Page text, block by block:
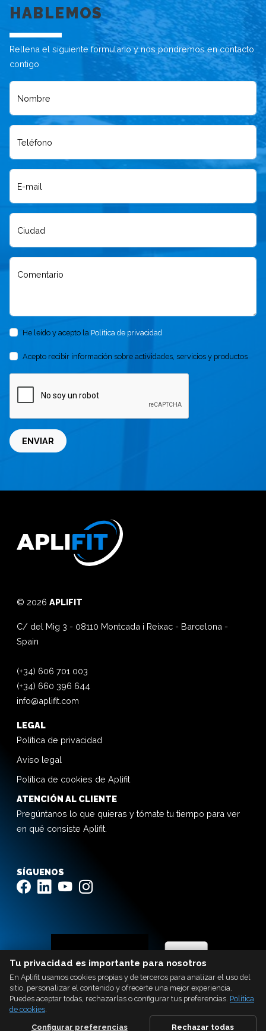
HABLEMOS
Rellena el siguiente formulario y nos pondremos en contacto
contigo
Nombre
Teléfono
E-mail
Ciudad
Comentario
He leído y acepto la Política de privacidad
Acepto recibir información sobre actividades, servicios y productos
ENVIAR
© 2026 APLIFIT
C/ del Mig 3 - 08110 Montcada i Reixac - Barcelona -
Spain
(+34) 606 701 003
(+34) 660 396 644
info@aplifit.com
LEGAL
Política de privacidad
Aviso legal
Política de cookies de Aplifit
ATENCIÓN AL CLIENTE
Pregúntanos lo que quieras y tómate tu tiempo para ver
en qué consiste Aplifit.
SÍGUENOS
Tu privacidad es importante para nosotros
En Aplifit usamos cookies propias y de terceros para analizar el uso del
sitio, personalizar el contenido y ofrecerte una mejor experiencia.
Puedes aceptar todas, rechazarlas o configurar tus preferencias. Política
de cookies.
Configurar preferencias
Rechazar todas